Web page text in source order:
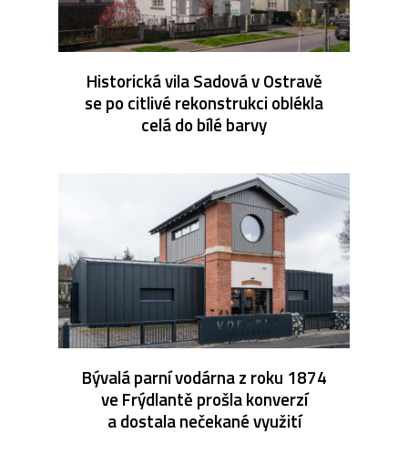
Historická vila Sadová v Ostravě
se po citlivé rekonstrukci oblékla
celá do bílé barvy
Bývalá parní vodárna z roku 1874
ve Frýdlantě prošla konverzí
a dostala nečekané využití